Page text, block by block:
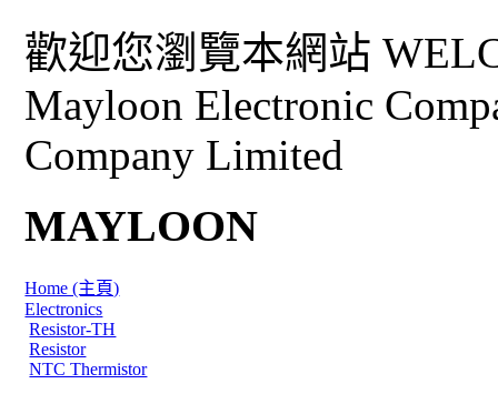
歡迎您瀏覽本網站
Mayloon Electronic
Company Limited
MAYLOON
Home (主頁)
Electronics
Resistor-TH
Resistor
NTC Thermistor